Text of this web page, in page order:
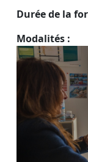
Durée de la
Modalités :